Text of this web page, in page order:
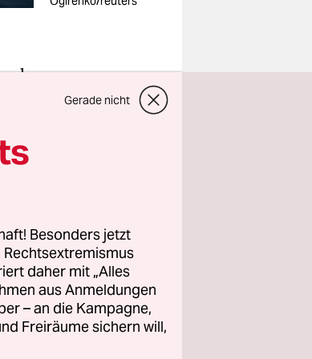
Gerade nicht
Besonders jetzt
daher mit „Alles
aus Anmeldungen
– an die Kampagne,
Freiräume sichern will,